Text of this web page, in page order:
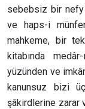
sebebsiz bir
ve haps-i
mahkeme, bir
kitabında
yüzünden ve
kanunsuz bizi
şâkirdlerine zarar